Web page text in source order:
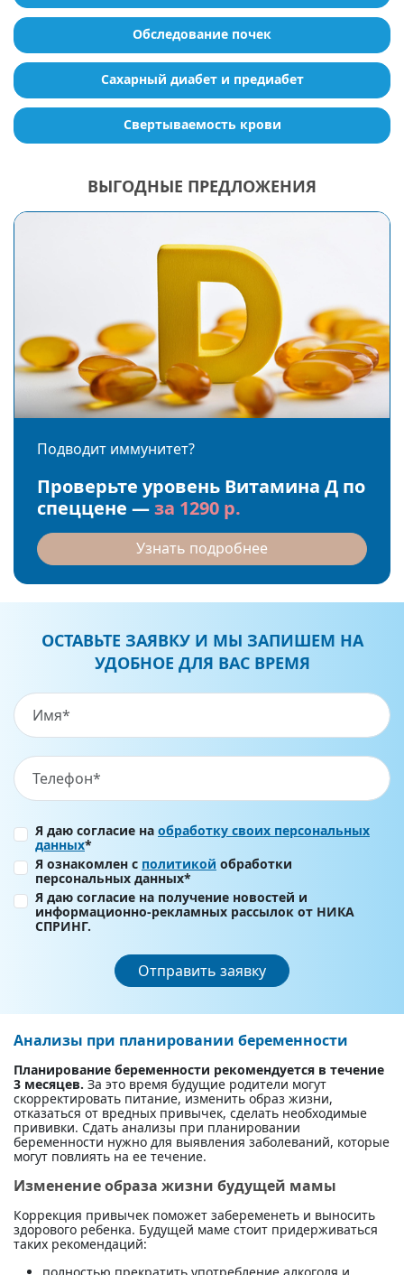
Обследование почек
Сахарный диабет и предиабет
Свертываемость крови
ВЫГОДНЫЕ ПРЕДЛОЖЕНИЯ
Подводит иммунитет?
Проверьте уровень Витамина Д по
спеццене —за 1290 р.
Узнать подробнее
ОСТАВЬТЕ ЗАЯВКУ И МЫ ЗАПИШЕМ НА
УДОБНОЕ ДЛЯ ВАС ВРЕМЯ
Я даю согласие на обработку своих персональных
данных*
Я ознакомлен с политикой обработки
персональных данных*
Я даю согласие на получение новостей и
информационно-рекламных рассылок от НИКА
СПРИНГ.
Отправить заявку
Анализы при планировании беременности
Планирование беременности рекомендуется в течение
3 месяцев. За это время будущие родители могут
скорректировать питание, изменить образ жизни,
отказаться от вредных привычек, сделать необходимые
прививки. Сдать анализы при планировании
беременности нужно для выявления заболеваний, которые
могут повлиять на ее течение.
Изменение образа жизни будущей мамы
Коррекция привычек поможет забеременеть и выносить
здорового ребенка. Будущей маме стоит придерживаться
таких рекомендаций: